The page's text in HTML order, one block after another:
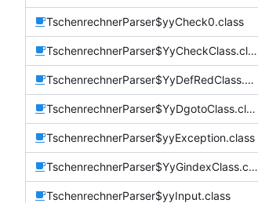
TschenrechnerParser$yyCheck0.class
TschenrechnerParser$YyCheckClass.class
TschenrechnerParser$YyDefRedClass.class
TschenrechnerParser$YyDgotoClass.class
TschenrechnerParser$yyException.class
TschenrechnerParser$YyGindexClass.class
TschenrechnerParser$yyInput.class